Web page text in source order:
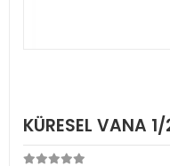
KÜRESEL VANA